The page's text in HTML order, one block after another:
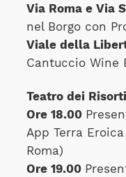
Via Roma e Via
nel Borgo con
Viale della
Cantuccio Wine
Teatro dei Risorti
Ore 18.00
App Terra
Roma)
Ore 19.00